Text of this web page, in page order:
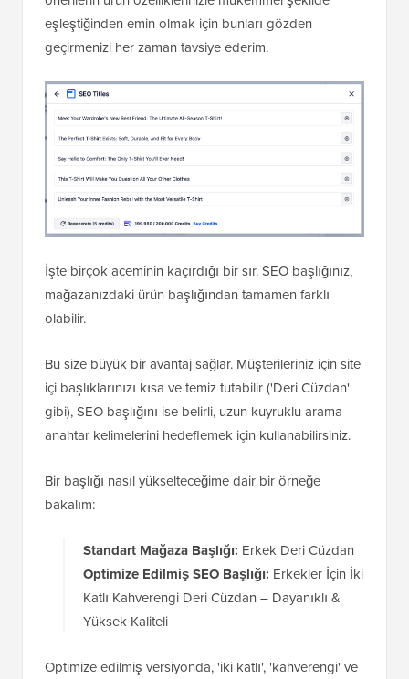
eşleştiğinden emin olmak için bunları gözden
geçirmenizi her zaman tavsiye ederim.
İşte birçok aceminin kaçırdığı bir sır. SEO başlığınız,
mağazanızdaki ürün başlığından tamamen farklı
olabilir.
Bu size büyük bir avantaj sağlar. Müşterileriniz için site
içi başlıklarınızı kısa ve temiz tutabilir ('Deri Cüzdan'
gibi), SEO başlığını ise belirli, uzun kuyruklu arama
anahtar kelimelerini hedeflemek için kullanabilirsiniz.
Bir başlığı nasıl yükselteceğime dair bir örneğe
bakalım:
Standart Mağaza Başlığı: Erkek Deri Cüzdan
Optimize Edilmiş SEO Başlığı: Erkekler İçin İki
Katlı Kahverengi Deri Cüzdan – Dayanıklı &
Yüksek Kaliteli
Optimize edilmiş versiyonda, 'iki katlı', 'kahverengi' ve